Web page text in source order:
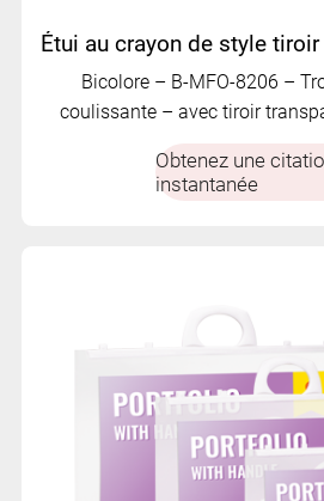
Bicolore – B-MFO-8206 –
coulissante – avec tiroir
Obtenez une
instantanée